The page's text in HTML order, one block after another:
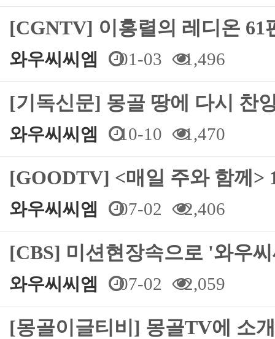
[CGNTV] 이홍렬의 레디온 61
와우씨씨엠 01-03 1,496
[기독신문] 몽골 땅에 다시 찬
와우씨씨엠 10-10 1,470
[GOODTV] <매일 주와 함께
와우씨씨엠 07-02 2,406
[CBS] 미션현장속으로 '와우
와우씨씨엠 07-02 2,059
[몽골이글티비] 몽골TV에 소